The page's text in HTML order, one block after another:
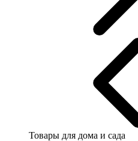
Товары для дома и сада